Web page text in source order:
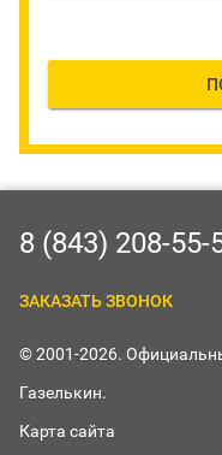
8 (843) 208-55-
ЗАКАЗАТЬ ЗВОНОК
© 2001-2026.
Газелькин.
Карта сайта